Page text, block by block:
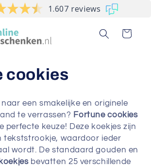
1.607 reviews
Winkelwagen
cookies
een smakelijke en originele
te verrassen? Fortune cookies
perfecte keuze! Deze koekjes zijn
tekststrookje, waardoor ieder
wordt. De standaard gouden en
bevatten 25 verschillende